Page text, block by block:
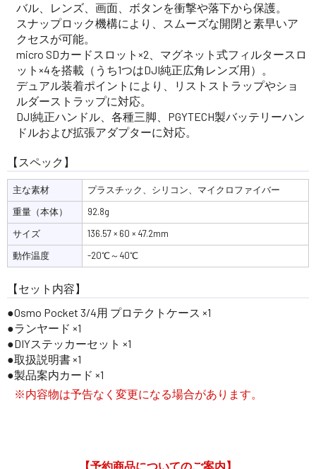
バル、レンズ、画面、ボタンを衝撃や落下から保護。
スナップロック機構により、スムーズな開閉と素早いア
クセスが可能。
micro SDカードスロット×2、マグネット式フィルタースロ
ット×4を搭載（うち1つはDJI純正広角レンズ用）。
デュアル装着ポイントにより、リストストラップやショ
ルダーストラップに対応。
DJI純正ハンドル、各種三脚、PGYTECH製バッテリーハン
ドルおよび拡張アダプターに対応。
【スペック】
主な素材
プラスチック、シリコン、マイクロファイバー
重量（本体）
92.8g
サイズ
136.57 × 60 × 47.2mm
動作温度
-20℃～40℃
【セット内容】
Osmo Pocket 3/4用 プロテクトケース ×1
ランヤード ×1
DIYステッカーセット ×1
取扱説明書 ×1
製品案内カード ×1
※内容物は予告なく変更になる場合があります。
【予約商品についてのご案内】